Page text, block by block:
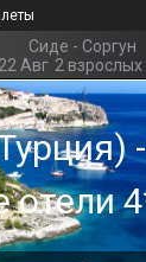
Сиде - Соргун
22 Авг 2 взрослых
отели